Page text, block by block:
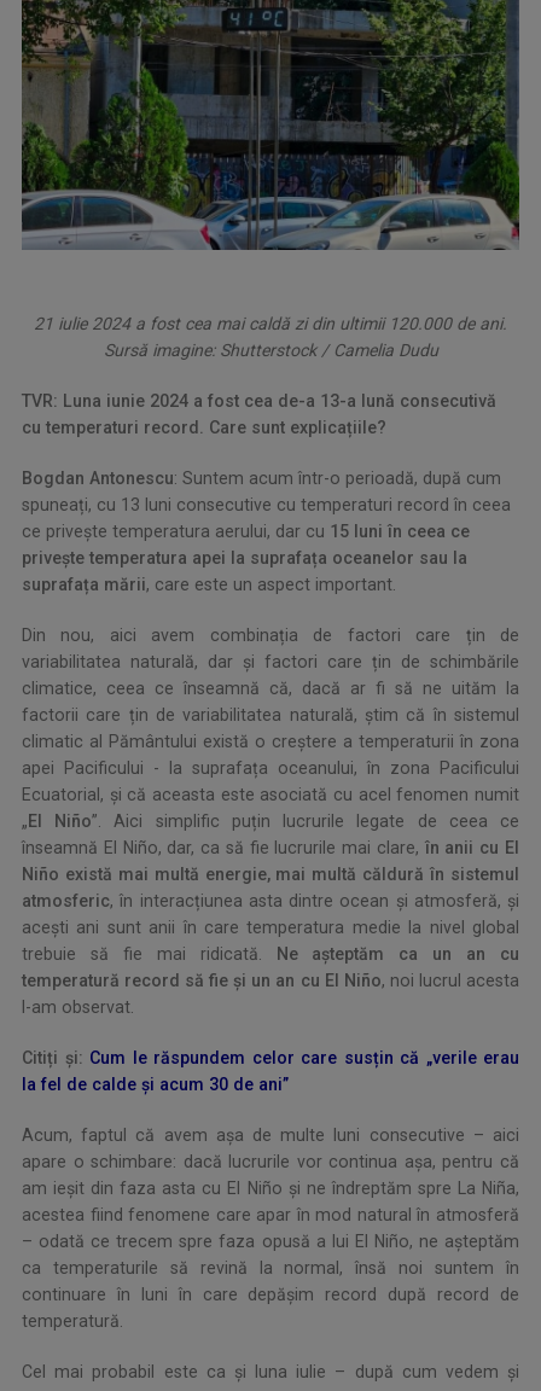
21 iulie 2024 a fost cea mai caldă zi din ultimii 120.000 de ani.
Sursă imagine: Shutterstock / Camelia Dudu
TVR: Luna iunie 2024 a fost cea de-a 13-a lună consecutivă
cu temperaturi record. Care sunt explicațiile?
Bogdan Antonescu: Suntem acum într-o perioadă, după cum
spuneați, cu 13 luni consecutive cu temperaturi record în ceea
ce privește temperatura aerului, dar cu 15 luni în ceea ce
privește temperatura apei la suprafața oceanelor sau la
suprafața mării, care este un aspect important.
Din nou, aici avem combinația de factori care țin de
variabilitatea naturală, dar și factori care țin de schimbările
climatice, ceea ce înseamnă că, dacă ar fi să ne uităm la
factorii care țin de variabilitatea naturală, știm că în sistemul
climatic al Pământului există o creștere a temperaturii în zona
apei Pacificului - la suprafața oceanului, în zona Pacificului
Ecuatorial, și că aceasta este asociată cu acel fenomen numit
„El Niño”. Aici simplific puțin lucrurile legate de ceea ce
înseamnă El Niño, dar, ca să fie lucrurile mai clare, în anii cu El
Niño există mai multă energie, mai multă căldură în sistemul
atmosferic, în interacțiunea asta dintre ocean și atmosferă, și
acești ani sunt anii în care temperatura medie la nivel global
trebuie să fie mai ridicată. Ne așteptăm ca un an cu
temperatură record să fie și un an cu El Niño, noi lucrul acesta
l-am observat.
Citiți și: Cum le răspundem celor care susțin că „verile erau
la fel de calde și acum 30 de ani”
Acum, faptul că avem așa de multe luni consecutive – aici
apare o schimbare: dacă lucrurile vor continua așa, pentru că
am ieșit din faza asta cu El Niño și ne îndreptăm spre La Niña,
acestea fiind fenomene care apar în mod natural în atmosferă
– odată ce trecem spre faza opusă a lui El Niño, ne așteptăm
ca temperaturile să revină la normal, însă noi suntem în
continuare în luni în care depășim record după record de
temperatură.
Cel mai probabil este ca și luna iulie – după cum vedem și